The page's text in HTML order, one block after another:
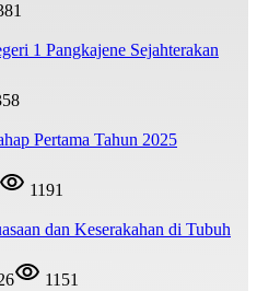
1 Pangkajene Sejahterakan
Pertama Tahun 2025
1191
dan Keserakahan di Tubuh
1151